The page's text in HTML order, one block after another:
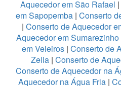
Aquecedor em São Rafael |
em Sapopemba | Conserto
| Conserto de Aquecedor
Aquecedor em Sumarezinho
em Veleiros| Conserto de
Zelia | Conserto de
Conserto de Aquecedor na
Aquecedor na Água Fria |